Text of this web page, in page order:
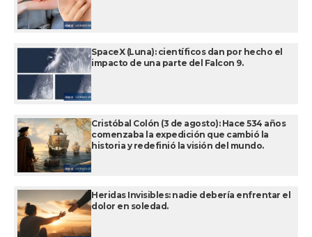
SpaceX (Luna): científicos dan por hecho el
impacto de una parte del Falcon 9.
Cristóbal Colón (3 de agosto): Hace 534 años
comenzaba la expedición que cambió la
historia y redefinió la visión del mundo.
Heridas Invisibles: nadie debería enfrentar el
dolor en soledad.